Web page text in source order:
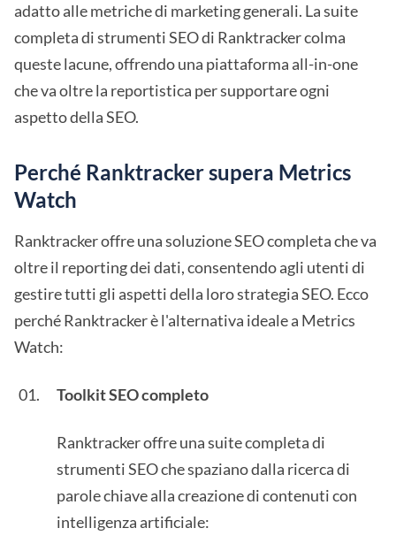
adatto alle metriche di marketing generali. La suite
completa di strumenti SEO di Ranktracker colma
queste lacune, offrendo una piattaforma all-in-one
che va oltre la reportistica per supportare ogni
aspetto della SEO.
Perché Ranktracker supera Metrics
Watch
Ranktracker offre una soluzione SEO completa che va
oltre il reporting dei dati, consentendo agli utenti di
gestire tutti gli aspetti della loro strategia SEO. Ecco
perché Ranktracker è l'alternativa ideale a Metrics
Watch:
Toolkit SEO completo
Ranktracker offre una suite completa di
strumenti SEO che spaziano dalla ricerca di
parole chiave alla creazione di contenuti con
intelligenza artificiale: